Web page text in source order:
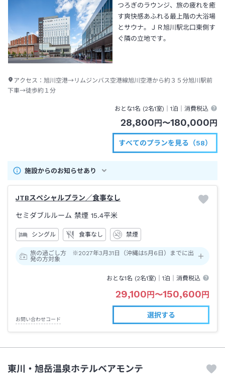
つろぎのラウンジ、旅の疲れを癒
す爽快感あふれる最上階の大浴場
とサウナ。ＪＲ旭川駅北口東側す
ぐ隣の立地です。
アクセス： 旭川空港→リムジンバス空港線旭川空港から約３５分旭川駅前
下車→徒歩約１分
おとな1名 (2名1室)｜1泊 ｜消費税込
28,800 円 〜180,000 円
すべてのプランを見る（58）
施設からのお知らせあり
JTBスペシャルプラン／食事なし
セミダブルルーム 禁煙 15.4平米
シングル 食事なし 禁煙
旅の過ごし方 ※2027年3月31日（沖縄は5月6日）までに出
発の方対象
おとな1名 (2名1室)｜1泊 ｜消費税込
29,100 円 〜150,600 円
お問い合わせコード
選択する
東川・旭岳温泉ホテルベアモンテ